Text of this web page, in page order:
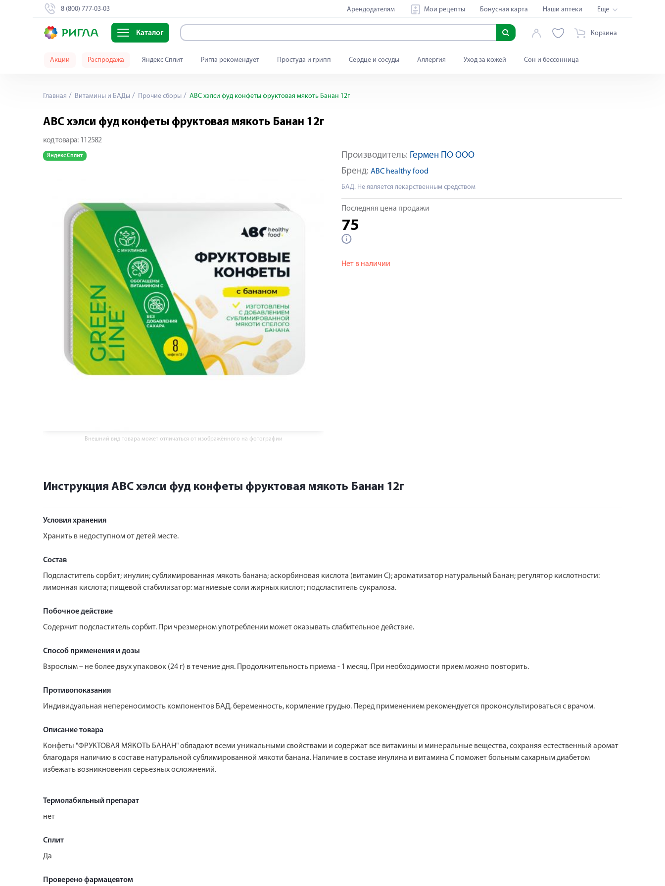
8 (800) 777-03-03 Арендодателям Мои рецепты Бонусная карта Наши аптеки Еще
Каталог Корзина
Акции Распродажа Яндекс Сплит Ригла рекомендует Простуда и грипп Сердце и сосуды Аллергия Уход за кожей Сон и бессонница
Главная Витамины и БАДы Прочие сборы АВС хэлси фуд конфеты фруктовая мякоть Банан 12г
АВС хэлси фуд конфеты фруктовая мякоть Банан 12г
код товара: 112582
Яндекс Сплит
Внешний вид товара может отличаться от изображённого на фотографии
Производитель: Гермен ПО ООО
Бренд: ABC healthy food
БАД. Не является лекарственным средством
Последняя цена продажи
75
Нет в наличии
Инструкция АВС хэлси фуд конфеты фруктовая мякоть Банан 12г
Условия хранения
Хранить в недоступном от детей месте.
Состав
Подсластитель сорбит; инулин; сублимированная мякоть банана; аскорбиновая кислота (витамин С); ароматизатор натуральный Банан; регулятор кислотности:
лимонная кислота; пищевой стабилизатор: магниевые соли жирных кислот; подсластитель сукралоза.
Побочное действие
Содержит подсластитель сорбит. При чрезмерном употреблении может оказывать слабительное действие.
Способ применения и дозы
Взрослым – не более двух упаковок (24 г) в течение дня. Продолжительность приема - 1 месяц. При необходимости прием можно повторить.
Противопоказания
Индивидуальная непереносимость компонентов БАД, беременность, кормление грудью. Перед применением рекомендуется проконсультироваться с врачом.
Описание товара
Конфеты "ФРУКТОВАЯ МЯКОТЬ БАНАН" обладают всеми уникальными свойствами и содержат все витамины и минеральные вещества, сохраняя естественный аромат
благодаря наличию в составе натуральной сублимированной мякоти банана. Наличие в составе инулина и витамина С поможет больным сахарным диабетом
избежать возникновения серьезных осложнений.
Термолабильный препарат
нет
Сплит
Да
Проверено фармацевтом